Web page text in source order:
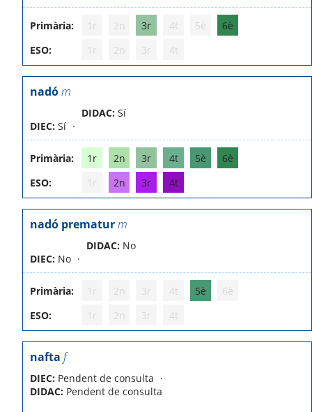
Primària: 1r 2n 3r 4t 5è
6è
ESO:
1r 2n 3r 4t
nadóm
DIEC: Sí
DIDAC: Sí
Primària: 1r 2n 3r 4t 5è
6è
ESO:
1r 2n 3r 4t
nadó prematurm
DIEC: No
DIDAC: No
Primària: 1r 2n 3r 4t 5è
6è
ESO:
1r 2n 3r 4t
nafta f
DIEC: Pendent de consulta
DIDAC: Pendent de consulta